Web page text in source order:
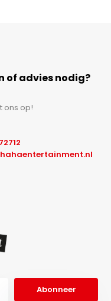
of advies nodig?
ons op!
Abonneer